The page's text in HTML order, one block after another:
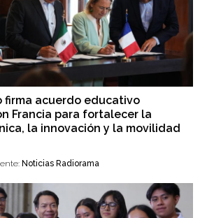
firma acuerdo educativo
Francia para fortalecer la
la innovación y la movilidad
Noticias Radiorama